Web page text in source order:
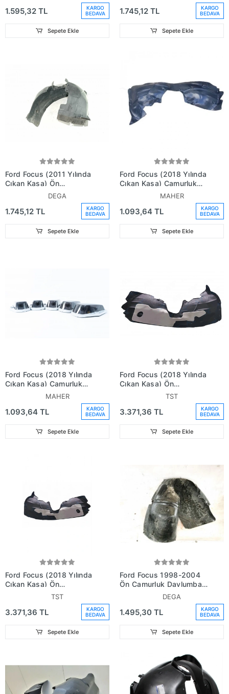
Av1116114Bb)
1.595,32 TL
KARGO
BEDAVA
Sepete Ekle
Am51R16114Bg)
1.745,12 TL
KARGO
BEDAVA
Sepete Ekle
Ford Focus (2011 Yılında
Çıkan Kasa) Ön
Çamurluk Davlumbazı Sol
Am51R16115Bg)
DEGA
1.745,12 TL
KARGO
BEDAVA
Sepete Ekle
Ford Focus (2018 Yılında
Çıkan Kasa) Çamurluk
Davlumbazı Ön Sağ
(Oem No: Jx7B-16114-
Bc)
MAHER
1.093,64 TL
KARGO
BEDAVA
Sepete Ekle
Ford Focus (2018 Yılında
Çıkan Kasa) Çamurluk
Davlumbazı Ön Sol (Oem
MAHER
1.093,64 TL
KARGO
BEDAVA
Sepete Ekle
Ford Focus (2018 Yılında
Çıkan Kasa) Ön
Çamurluk Davlumbazı
Jx7B16114Da)
TST
3.371,36 TL
KARGO
BEDAVA
Sepete Ekle
Ford Focus (2018 Yılında
Çıkan Kasa) Ön
Çamurluk Davlumbazı Sol
(Oem No: Jx7B16115Bd)
TST
3.371,36 TL
KARGO
BEDAVA
Sepete Ekle
Ford Focus 1998-2004
Ön Çamurluk Davlumbazı
Sağ (Oem No:DEGA
1.495,30 TL
KARGO
BEDAVA
Sepete Ekle